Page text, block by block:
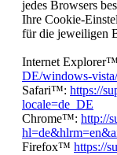
jedes Browsers
Ihre Cookie-
für die jeweiligen
Internet
DE/windows-
Safari™: https://
locale=de_DE
Chrome™: http://
Firefox™ https://